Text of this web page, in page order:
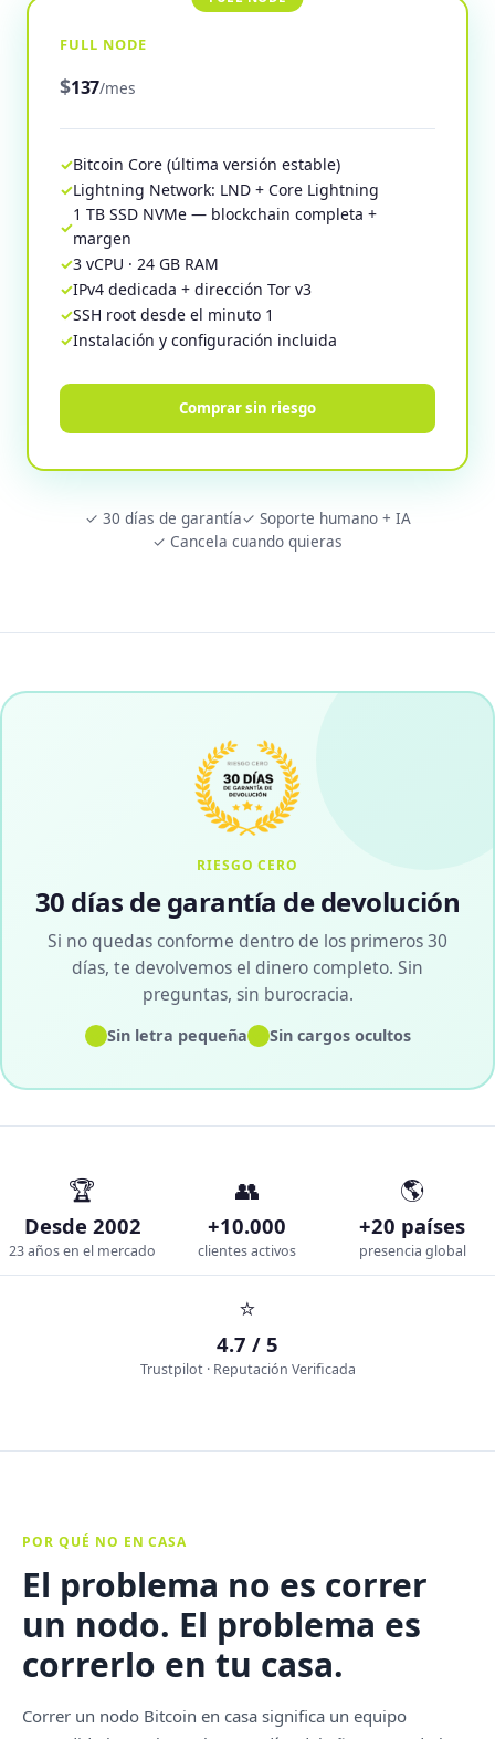
FULL NODE
$137/mes
Bitcoin Core (última versión estable)
Lightning Network: LND + Core Lightning
1 TB SSD NVMe — blockchain completa +
margen
3 vCPU · 24 GB RAM
IPv4 dedicada + dirección Tor v3
SSH root desde el minuto 1
Instalación y configuración incluida
Comprar sin riesgo
✓ 30 días de garantía✓ Soporte humano + IA
✓ Cancela cuando quieras
RIESGO CERO
30 días de garantía de devolución
Si no quedas conforme dentro de los primeros 30
días, te devolvemos el dinero completo. Sin
preguntas, sin burocracia.
✓Sin letra pequeña✓Sin cargos ocultos
🏆
Desde 2002
23 años en el mercado
👥
+10.000
clientes activos
🌎
+20 países
presencia global
⭐
4.7 / 5
Trustpilot · Reputación Verificada
POR QUÉ NO EN CASA
El problema no es correr
un nodo. El problema es
correrlo en tu casa.
Correr un nodo Bitcoin en casa significa un equipo